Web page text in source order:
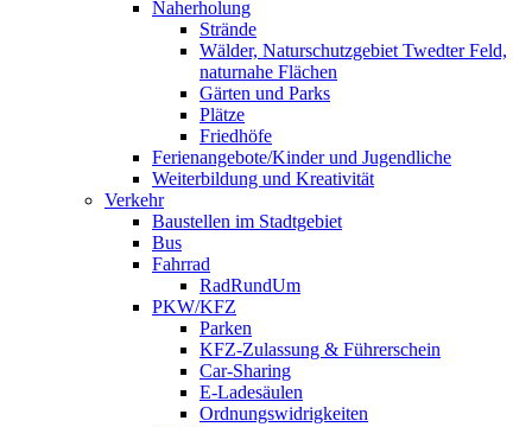
Naherholung
Strände
Wälder, Naturschutzgebiet Twedter Feld,
naturnahe Flächen
Gärten und Parks
Plätze
Friedhöfe
Ferienangebote/Kinder und Jugendliche
Weiterbildung und Kreativität
Verkehr
Baustellen im Stadtgebiet
Bus
Fahrrad
RadRundUm
PKW/KFZ
Parken
KFZ-Zulassung & Führerschein
Car-Sharing
E-Ladesäulen
Ordnungswidrigkeiten